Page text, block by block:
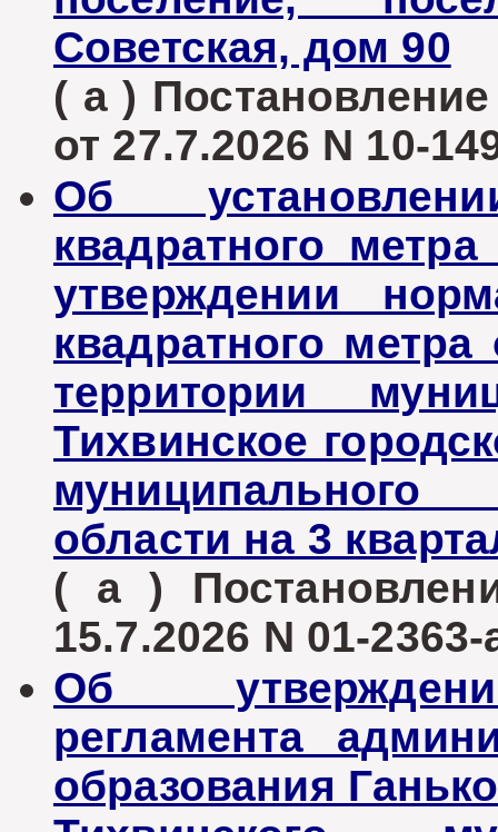
Советская, дом 90
( а )
от 27.7.2026 N 10-
Об
квадратного
утверждении
квадратного
территории
Тихвинское
муниципального
области на 3
( а )
15.7.2026 N 01-2363-
Об
регламента
образования